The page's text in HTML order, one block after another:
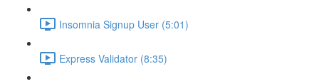
Insomnia Signup User (5:01)
Express Validator (8:35)